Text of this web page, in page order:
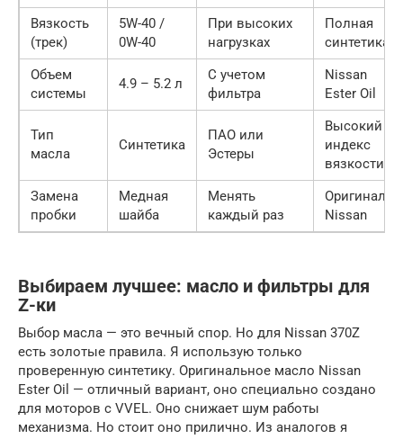
Вязкость
(трек)
5W-40 /
0W-40
При высоких
нагрузках
Полная
синтетика
Объем
системы
4.9 – 5.2 л
С учетом
фильтра
Nissan
Ester Oil
Тип
масла
Синтетика
ПАО или
Эстеры
Высокий
индекс
вязкости
Замена
пробки
Медная
шайба
Менять
каждый раз
Оригинал
Nissan
Выбираем лучшее: масло и фильтры для
Z-ки
Выбор масла — это вечный спор. Но для Nissan 370Z
есть золотые правила. Я использую только
проверенную синтетику. Оригинальное масло Nissan
Ester Oil — отличный вариант, оно специально создано
для моторов с VVEL. Оно снижает шум работы
механизма. Но стоит оно прилично. Из аналогов я